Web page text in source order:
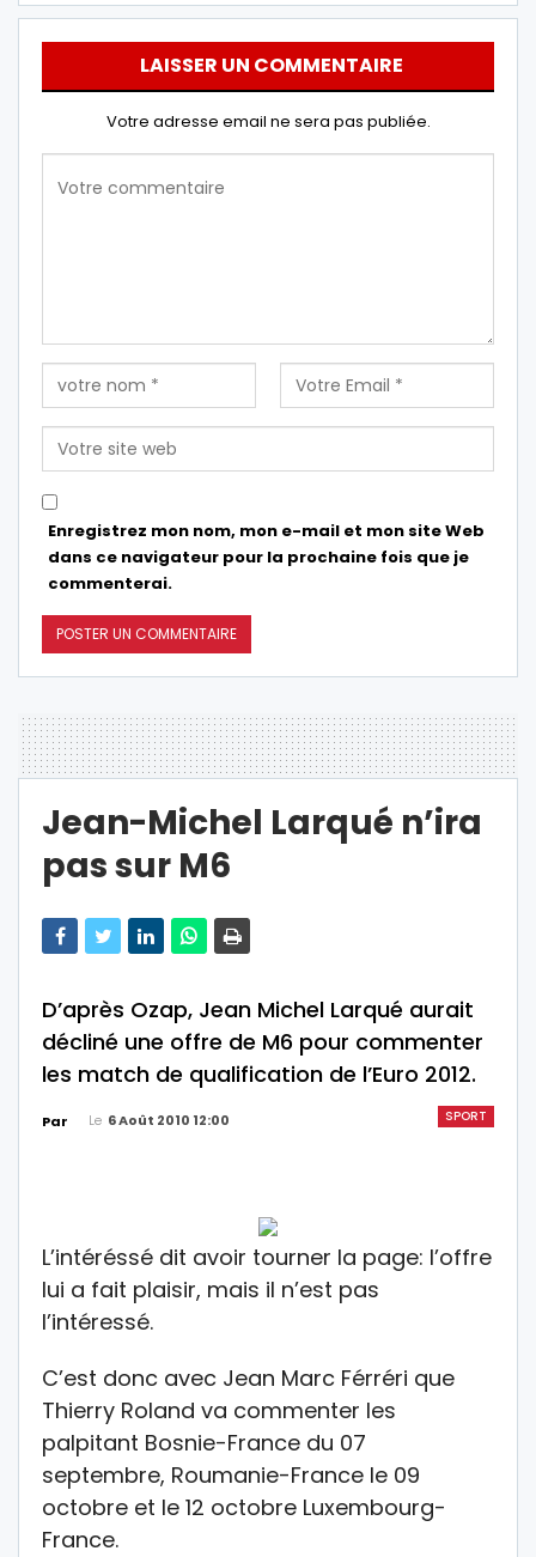
LAISSER UN COMMENTAIRE
Votre adresse email ne sera pas publiée.
Enregistrez mon nom, mon e-mail et mon site Web
dans ce navigateur pour la prochaine fois que je
commenterai.
Jean-Michel Larqué n’ira
pas sur M6
D’après Ozap, Jean Michel Larqué aurait
décliné une offre de M6 pour commenter
les match de qualification de l’Euro 2012.
SPORT
Par Le 6 Août 2010 12:00
L’intéréssé dit avoir tourner la page: l’offre
lui a fait plaisir, mais il n’est pas
l’intéressé.
C’est donc avec Jean Marc Férréri que
Thierry Roland va commenter les
palpitant Bosnie-France du 07
septembre, Roumanie-France le 09
octobre et le 12 octobre Luxembourg-
France.